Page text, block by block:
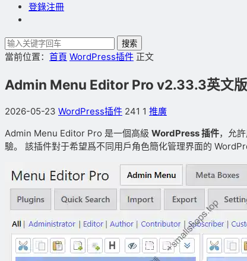
登錄注冊
搜索
當前位置： 首頁 WordPress插件 正文
Admin Menu Editor Pro v2.33.3英文
2026-05-23 WordPress插件 241 1 推廣
Admin Menu Editor Pro 是一個高級 WordPress插件，允
驗。 該插件對于希望爲不同用戶角色簡化管理界面的